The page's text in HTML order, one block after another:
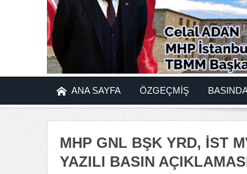
ANA SAYFA ÖZGEÇMİŞ
MHP GNL BŞK YRD, İST
YAZILI BASIN